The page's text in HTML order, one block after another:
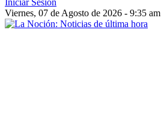
Iniciar Sesión
Viernes, 07 de Agosto de 2026 - 9:35 am